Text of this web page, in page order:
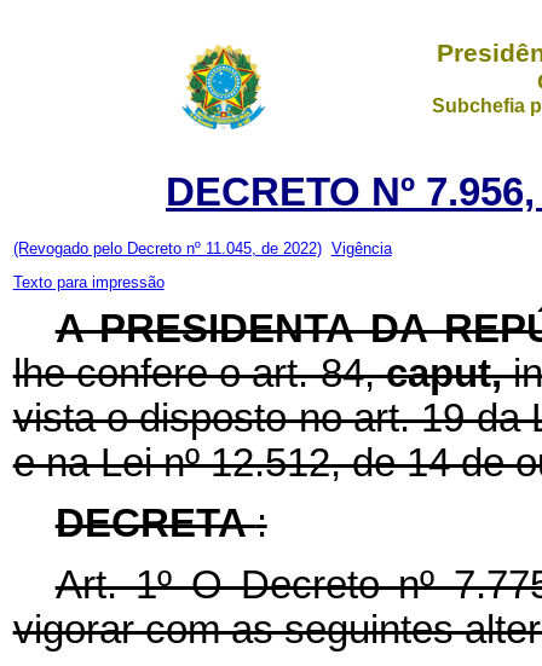
Subchefia
DECRETO Nº
(Revogado pelo Decreto nº 11.045, de 2022) Vigência
Texto para impressão
A PRESIDENTA DA
lhe confere o art. 84,caput,
vista o disposto no art. 19 da
e na Lei nº 12.512, de 14 de
DECRETA:
Art. 1º O Decreto nº
vigorar com as seguintes